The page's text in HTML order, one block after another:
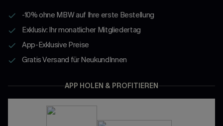
-10% ohne MBW auf Ihre erste Bestellung
Exklusiv: Ihr monatlicher Mitgliedertag
App-Exklusive Preise
Gratis Versand für NeukundInnen
APP HOLEN & PROFITIEREN